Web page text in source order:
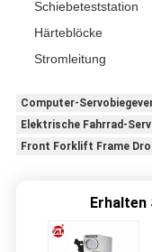
Schiebeteststation
Härteblöcke
Stromleitung
Computer-
Elektrische Fahrrad-
Front Forklift Frame